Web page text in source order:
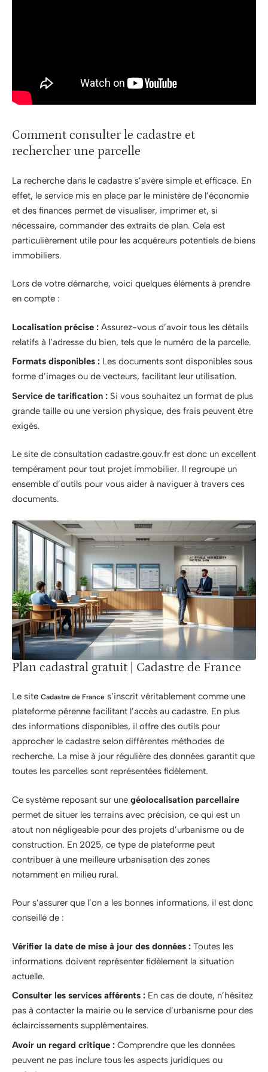
Comment consulter le cadastre et
rechercher une parcelle
La recherche dans le cadastre s’avère simple et efficace. En
effet, le service mis en place par le ministère de l’économie
et des finances permet de visualiser, imprimer et, si
nécessaire, commander des extraits de plan. Cela est
particulièrement utile pour les acquéreurs potentiels de biens
immobiliers.
Lors de votre démarche, voici quelques éléments à prendre
en compte :
Localisation précise : Assurez-vous d’avoir tous les détails
relatifs à l’adresse du bien, tels que le numéro de la parcelle.
Formats disponibles : Les documents sont disponibles sous
forme d’images ou de vecteurs, facilitant leur utilisation.
Service de tarification : Si vous souhaitez un format de plus
grande taille ou une version physique, des frais peuvent être
exigés.
Le site de consultation cadastre.gouv.fr est donc un excellent
tempérament pour tout projet immobilier. Il regroupe un
ensemble d’outils pour vous aider à naviguer à travers ces
documents.
Plan cadastral gratuit | Cadastre de France
Le site Cadastre de France s’inscrit véritablement comme une
plateforme pérenne facilitant l’accès au cadastre. En plus
des informations disponibles, il offre des outils pour
approcher le cadastre selon différentes méthodes de
recherche. La mise à jour régulière des données garantit que
toutes les parcelles sont représentées fidèlement.
Ce système reposant sur une géolocalisation parcellaire
permet de situer les terrains avec précision, ce qui est un
atout non négligeable pour des projets d’urbanisme ou de
construction. En 2025, ce type de plateforme peut
contribuer à une meilleure urbanisation des zones
notamment en milieu rural.
Pour s’assurer que l’on a les bonnes informations, il est donc
conseillé de :
Vérifier la date de mise à jour des données : Toutes les
informations doivent représenter fidèlement la situation
actuelle.
Consulter les services afférents : En cas de doute, n’hésitez
pas à contacter la mairie ou le service d’urbanisme pour des
éclaircissements supplémentaires.
Avoir un regard critique : Comprendre que les données
peuvent ne pas inclure tous les aspects juridiques ou